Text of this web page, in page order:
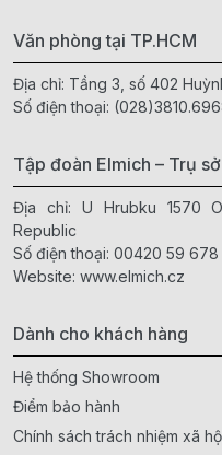
Văn phòng tại TP.HCM
Địa chỉ: Tầng 3, số 402
Số điện thoại:
Tập đoàn Elmich – Trụ
Địa chỉ: U Hrubku 1570
Republic
Số điện thoại: 00420 59
Website: www.elmich.cz
Dành cho khách hàng
Hệ thống Showroom
Điểm bảo hành
Chính sách trách nhiệm xã